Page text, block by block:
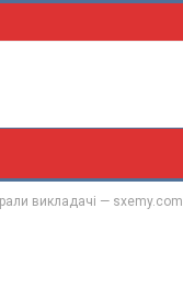
викладачі — sxemy.com